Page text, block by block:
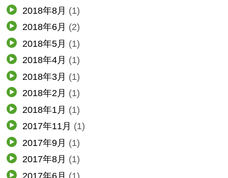
2018年8月 (1)
2018年6月 (2)
2018年5月 (1)
2018年4月 (1)
2018年3月 (1)
2018年2月 (1)
2018年1月 (1)
2017年11月 (1)
2017年9月 (1)
2017年8月 (1)
2017年6月 (1)